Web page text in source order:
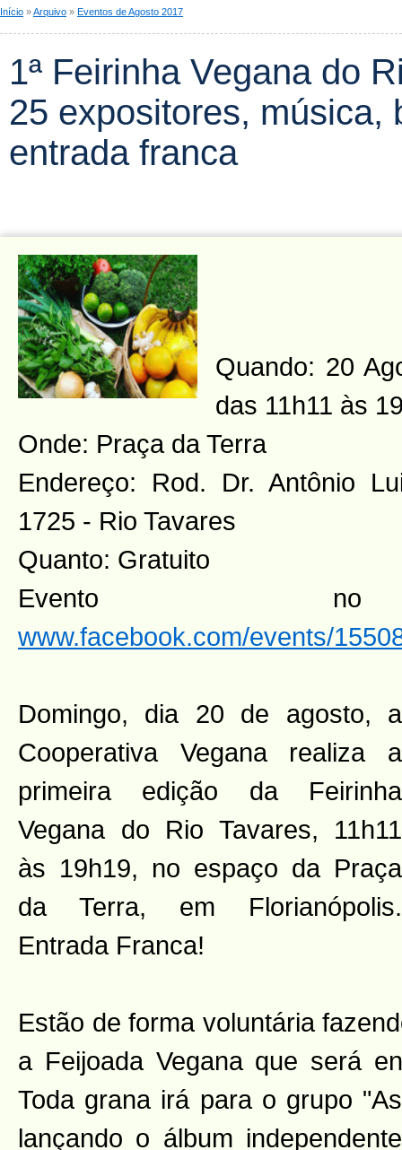
Início »Arquivo » Eventos de Agosto 2017
1ª Feirinha Vegana do
25 expositores, música,
entrada franca
Quando: 20
das 11h11 às
Onde: Praça da Terra
Endereço: Rod. Dr. Antônio
1725 - Rio Tavares
Quanto: Gratuito
Evento
www.facebook.com/events/
Domingo, dia 20 de agosto, a
Cooperativa Vegana realiza a
primeira edição da Feirinha
Vegana do Rio Tavares, 11h11
às 19h19, no espaço da Praça
da Terra, em Florianópolis.
Entrada Franca!
Estão de forma voluntária
a Feijoada Vegana que será
Toda grana irá para o grupo
lançando o álbum